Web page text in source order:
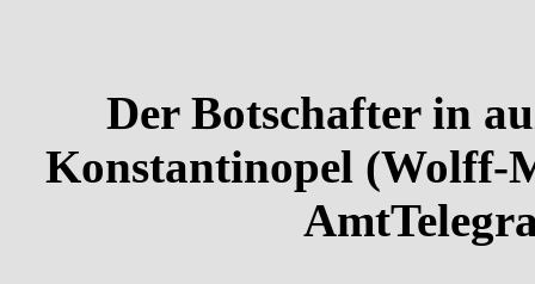
Der Botschafter in
Konstantinopel (Wolff-